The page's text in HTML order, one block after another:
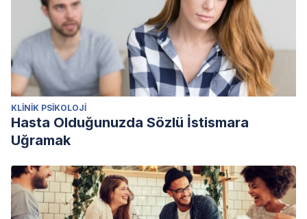
KLINIK PSIKOLOJI
Hasta Olduğunuzda Sözlü İstismara
Uğramak